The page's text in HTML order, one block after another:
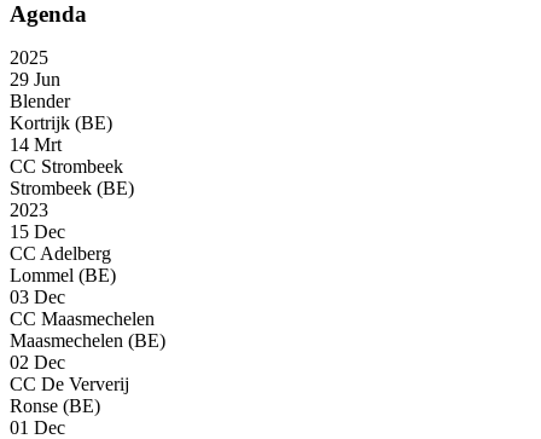
Agenda
2025
29 Jun
Blender
Kortrijk (BE)
14 Mrt
CC Strombeek
Strombeek (BE)
2023
15 Dec
CC Adelberg
Lommel (BE)
03 Dec
CC Maasmechelen
Maasmechelen (BE)
02 Dec
CC De Ververij
Ronse (BE)
01 Dec